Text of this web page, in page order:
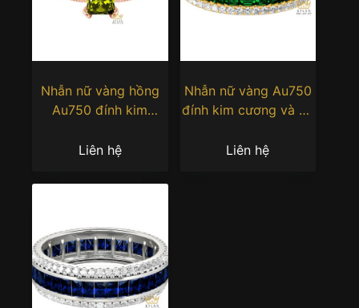
Nhẫn nữ vàng hồng
Au750 đính kim
Liên hệ
Nhẫn nữ vàng Au750
đính kim cương và đá
Liên hệ